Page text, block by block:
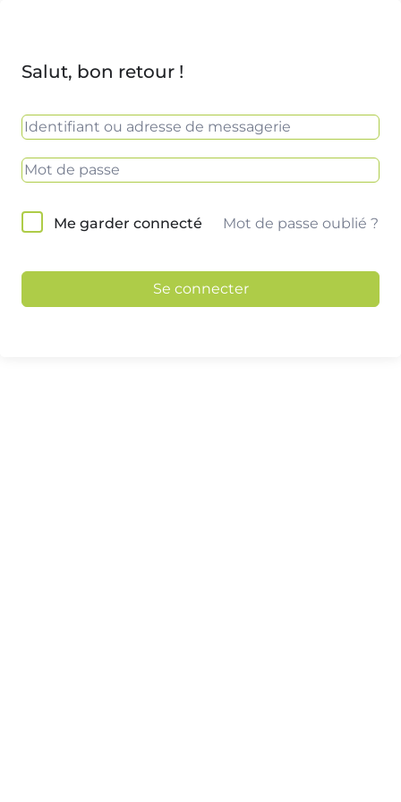
Salut, bon retour !
Me garder connecté Mot de passe oublié ?
Se connecter